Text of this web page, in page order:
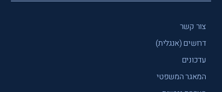
צור קשר
דרושים (אנגלית)
עדכונים
המאגר המשפטי